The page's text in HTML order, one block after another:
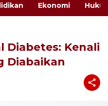
Ekonomi
Diabetes: Kenali
Diabaikan